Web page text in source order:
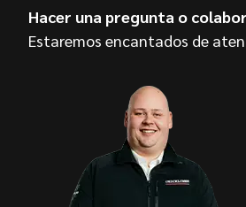
Hacer una pregunta o
Estaremos encantados de